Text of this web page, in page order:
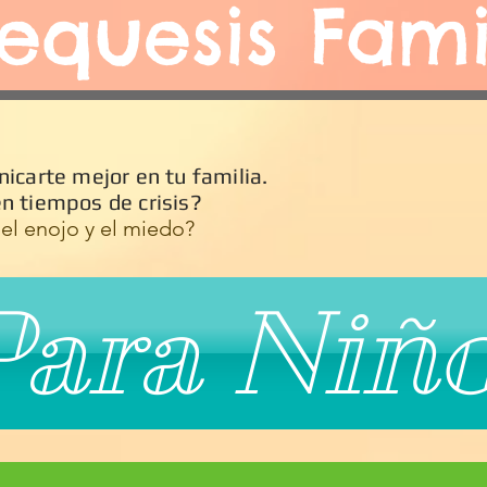
mejor en tu familia.
tiempos de crisis?
enojo y el miedo?